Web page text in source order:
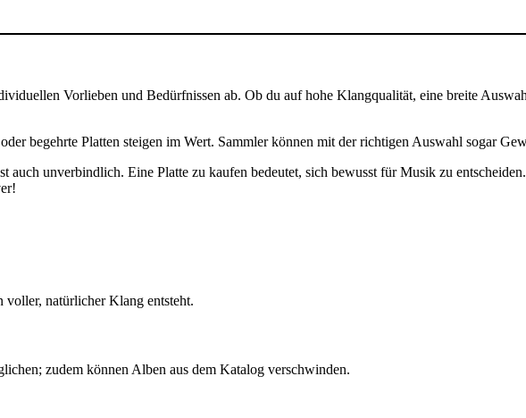
Vorlieben und Bedürfnissen ab. Ob du auf hohe Klangqualität, eine breite
begehrte Platten steigen im Wert. Sammler können mit der richtigen Auswahl sogar
auch unverbindlich. Eine Platte zu kaufen bedeutet, sich bewusst für Musik zu
natürlicher Klang entsteht.
zudem können Alben aus dem Katalog verschwinden.